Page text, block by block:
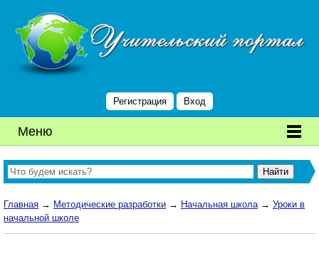
Регистрация Вход
Меню
Главная → Методические разработки → Начальная школа→ Уроки в
начальной школе